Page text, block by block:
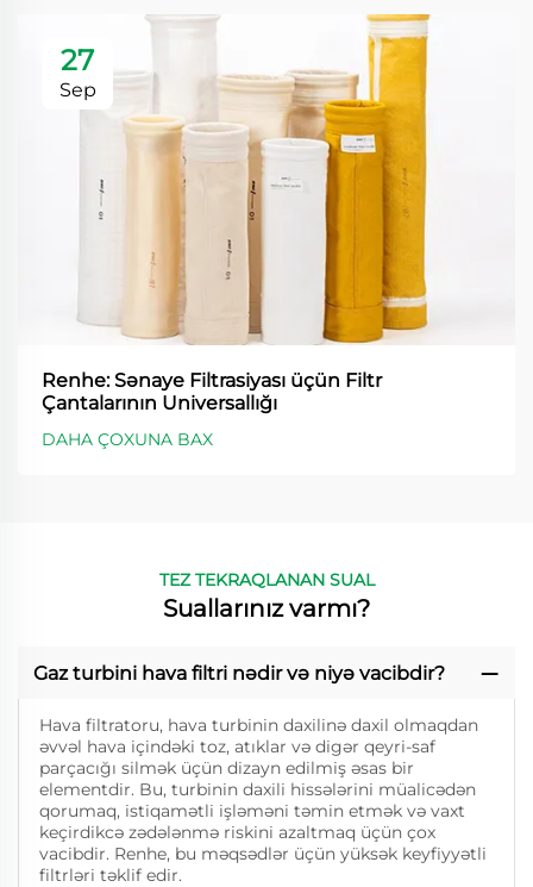
27
Sep
Renhe: Sənaye Filtrasiyası üçün Filtr
Çantalarının Universallığı
DAHA ÇOXUNA BAX
TEZ TEKRAQLANAN SUAL
Suallarınız varmı?
Gaz turbini hava filtri nədir və niyə vacibdir?
Hava filtratoru, hava turbinin daxilinə daxil olmaqdan
əvvəl hava içindəki toz, atıklar və digər qeyri-saf
parçacığı silmək üçün dizayn edilmiş əsas bir
elementdir. Bu, turbinin daxili hissələrini müalicədən
qorumaq, istiqamətli işləməni təmin etmək və vaxt
keçirdikcə zədələnmə riskini azaltmaq üçün çox
vacibdir. Renhe, bu məqsədlər üçün yüksək keyfiyyətli
filtrləri təklif edir.